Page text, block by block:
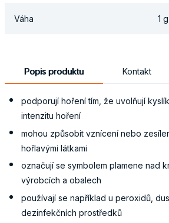
Váha 1 g
Popis produktu Kontakt
podporují hoření tím, že uvolňují
intenzitu hoření
mohou způsobit vznícení nebo
hořlavými látkami
označují se symbolem plamene nad
výrobcích a obalech
používají se například u peroxidů,
dezinfekčních prostředků